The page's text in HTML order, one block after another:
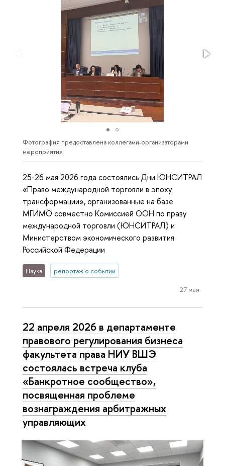
Фотография предоставлена коллегами-организаторами
мероприятия
25-26 мая 2026 года состоялись Дни ЮНСИТРАЛ
«Право международной торговли в эпоху
трансформации», организованные на базе
МГИМО совместно Комиссией ООН по праву
международной торговли (ЮНСИТРАЛ) и
Министерством экономического развития
Российской Федерации
Наука репортаж о событии
27 мая
22 апреля 2026 в департаменте
правового регулирования бизнеса
факультета права НИУ ВШЭ
состоялась встреча клуба
«Банкротное сообщество»,
посвященная проблеме
вознаграждения арбитражных
управляющих